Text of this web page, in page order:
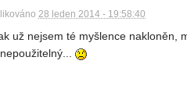
28 leden 2014 - 19:58:40
už nejsem té myšlence nakloněn,